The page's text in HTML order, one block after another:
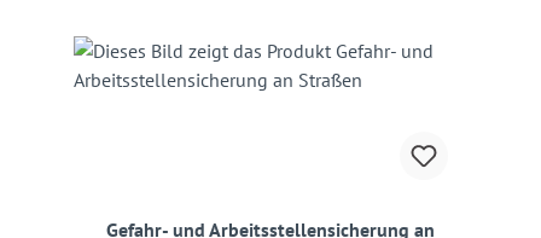
Gefahr- und Arbeitsstellensicherung an